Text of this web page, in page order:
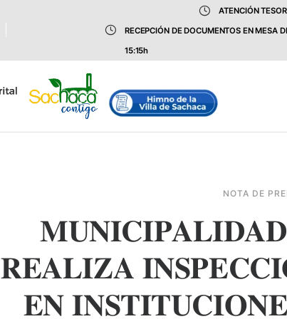
ATENCIÓN
RECEPCIÓN DE DOCUMENTOS EN MESA
15:15h
NOTA DE
𝐑𝐄𝐀𝐋𝐈𝐙𝐀
𝐄𝐍